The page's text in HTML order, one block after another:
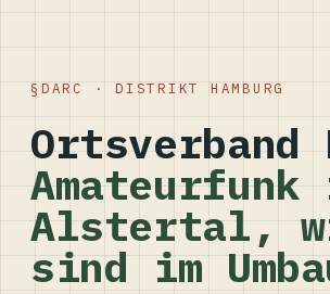
DARC · DISTRIKT HAMBURG
Ortsverband
Amateurfunk
Alstertal,
sind im